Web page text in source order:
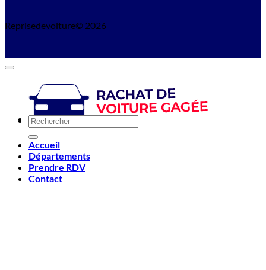
Reprisedevoiture© 2026
Accueil
Départements
Prendre RDV
Contact